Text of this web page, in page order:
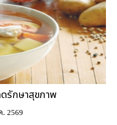
รักษาสุขภาพ
. 2569